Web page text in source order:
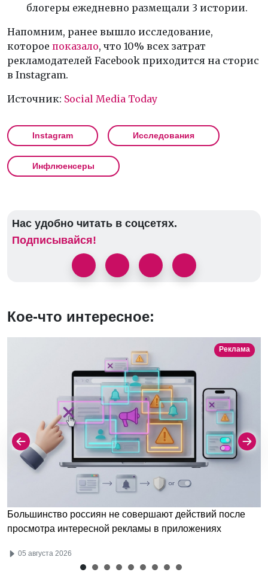
блогеры ежедневно размещали 3 истории.
Напомним, ранее вышло исследование,
которое показало, что 10% всех затрат
рекламодателей Facebook приходится на сторис
в Instagram.
Источник: Social Media Today
Instagram Исследования
Инфлюенсеры
Нас удобно читать в соцсетях.
Подписывайся!
Кое-что интересное:
Реклама
Большинство россиян не совершают действий после
просмотра интересной рекламы в приложениях
05 августа 2026